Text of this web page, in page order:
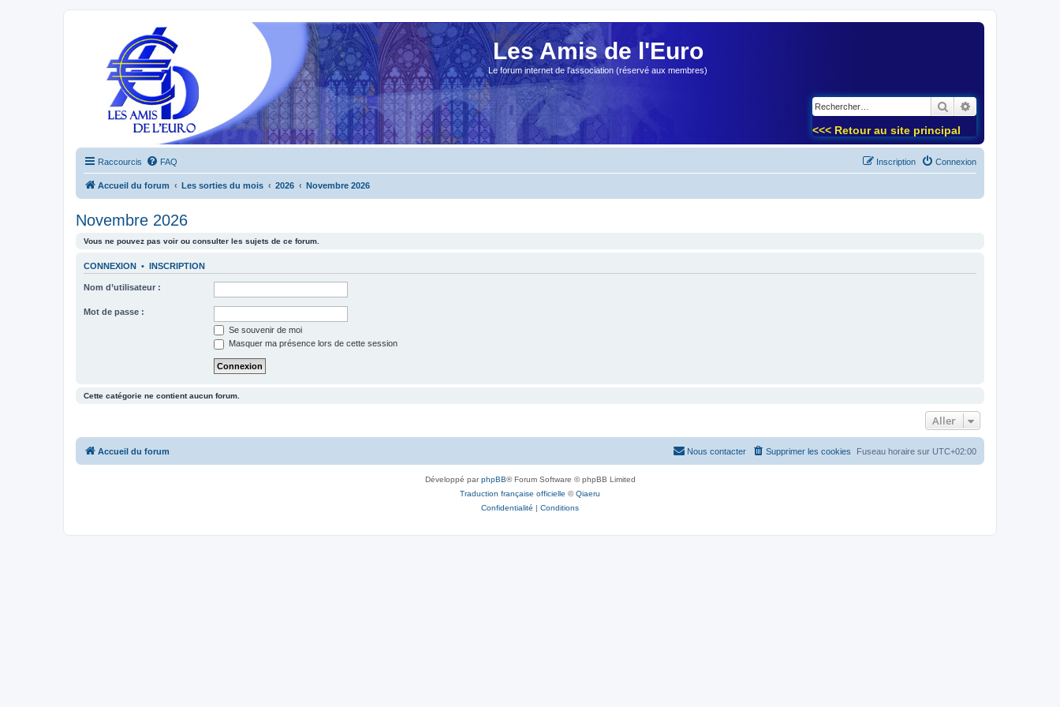
Les Amis de l'Euro
Le forum internet de l'association (réservé aux membres)
Rechercher
<<< Retour au site principal
Raccourcis FAQ Connexion
Inscription
Accueil du forum Les sorties du mois 2026 Novembre 2026
Novembre 2026
Vous ne pouvez pas voir ou consulter les sujets de ce forum.
CONNEXION • INSCRIPTION
Nom d’utilisateur :
Mot de passe :
Se souvenir de moi
Masquer ma présence lors de cette session
Cette catégorie ne contient aucun forum.
Aller
Accueil du forum Fuseau horaire sur UTC+02:00
Supprimer les cookies
Nous contacter
Développé parphpBB® Forum Software © phpBB Limited
Traduction française officielle ©Qiaeru
Confidentialité | Conditions